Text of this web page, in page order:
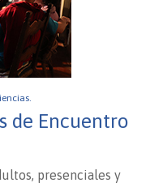
de Encuentro
presenciales y